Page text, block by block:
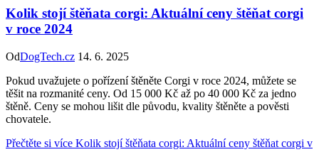
Kolik stojí štěňata corgi: Aktuální ceny štěňat corgi
v roce 2024
OdDogTech.cz 14. 6. 2025
Pokud uvažujete o pořízení štěněte Corgi v roce 2024, můžete se
těšit na rozmanité ceny. Od 15 000 Kč až po 40 000 Kč za jedno
štěně. Ceny se mohou lišit dle původu, kvality štěněte a pověsti
chovatele.
Přečtěte si více Kolik stojí štěňata corgi: Aktuální ceny štěňat corgi v